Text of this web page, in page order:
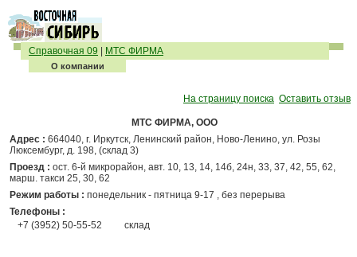
Справочная 09 МТС ФИРМА
О компании
На страницу поиска Оставить отзыв
МТС ФИРМА, ООО
Адрес : 664040, г. Иркутск, Ленинский район, Ново-Ленино, ул. Розы
Люксембург, д. 198, (склад 3)
Проезд : ост. 6-й микрорайон, авт. 10, 13, 14, 14б, 24н, 33, 37, 42, 55, 62,
марш. такси 25, 30, 62
Режим работы : понедельник - пятница 9-17 , без перерыва
Телефоны :
+7 (3952) 50-55-52
склад